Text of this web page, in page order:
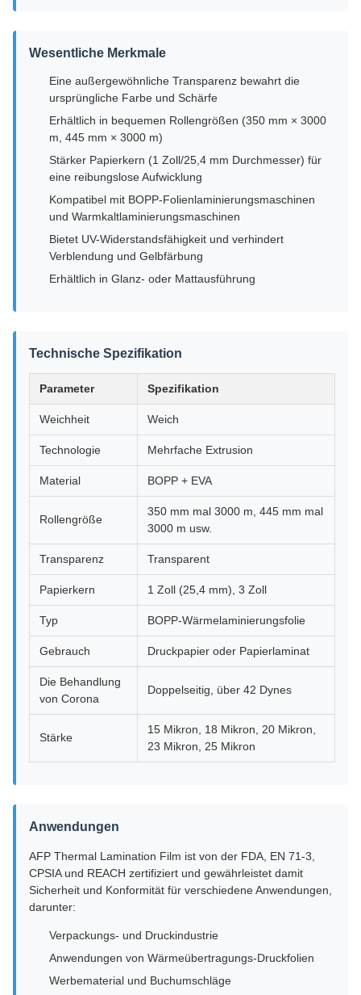
Wesentliche Merkmale
Eine außergewöhnliche Transparenz bewahrt die
ursprüngliche Farbe und Schärfe
Erhältlich in bequemen Rollengrößen (350 mm × 3000
m, 445 mm × 3000 m)
Stärker Papierkern (1 Zoll/25,4 mm Durchmesser) für
eine reibungslose Aufwicklung
Kompatibel mit BOPP-Folienlaminierungsmaschinen
und Warmkaltlaminierungsmaschinen
Bietet UV-Widerstandsfähigkeit und verhindert
Verblendung und Gelbfärbung
Erhältlich in Glanz- oder Mattausführung
Technische Spezifikation
Parameter Spezifikation
Weichheit Weich
Technologie Mehrfache Extrusion
Material BOPP + EVA
Rollengröße
350 mm mal 3000 m, 445 mm mal
3000 m usw.
Transparenz Transparent
Papierkern 1 Zoll (25,4 mm), 3 Zoll
Typ BOPP-Wärmelaminierungsfolie
Gebrauch Druckpapier oder Papierlaminat
Die Behandlung
von Corona
Doppelseitig, über 42 Dynes
Stärke
15 Mikron, 18 Mikron, 20 Mikron,
23 Mikron, 25 Mikron
Anwendungen
AFP Thermal Lamination Film ist von der FDA, EN 71-3,
CPSIA und REACH zertifiziert und gewährleistet damit
Sicherheit und Konformität für verschiedene Anwendungen,
darunter:
Verpackungs- und Druckindustrie
Anwendungen von Wärmeübertragungs-Druckfolien
Werbematerial und Buchumschläge